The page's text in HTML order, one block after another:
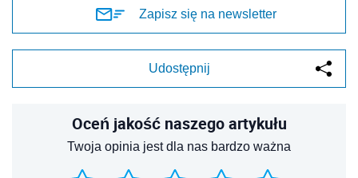
Zapisz się na newsletter
Udostępnij
Oceń jakość naszego artykułu
Twoja opinia jest dla nas bardzo ważna